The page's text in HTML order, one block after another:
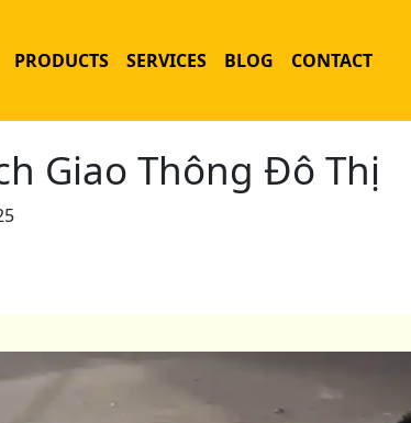
PRODUCTS SERVICES BLOG CONTACT
Giao Thông Đô Thị